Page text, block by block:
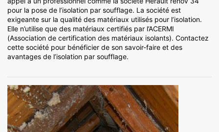
pour la pose de l’isolation par soufflage. La société est
exigeante sur la qualité des matériaux utilisés pour l’isolation.
Elle n’utilise que des matériaux certifiés par l’ACERMI
(Association de certification des matériaux isolants). Contactez
cette société pour bénéficier de son savoir-faire et des
avantages de l’isolation par soufflage.